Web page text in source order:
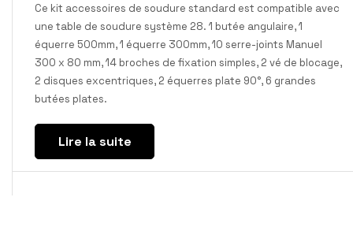
Ce kit accessoires de soudure standard est compatible avec
une table de soudure système 28. 1 butée angulaire, 1
équerre 500mm, 1 équerre 300mm, 10 serre-joints Manuel
300 x 80 mm, 14 broches de fixation simples, 2 vé de blocage,
2 disques excentriques, 2 équerres plate 90°, 6 grandes
butées plates.
Lire la suite